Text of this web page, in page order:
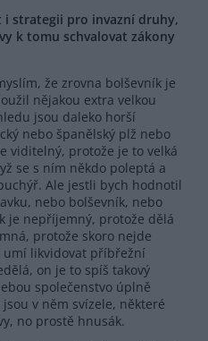
i strategii pro invazní druhy,
k tomu schvalovat zákony
že zrovna bolševník je
nějakou extra velkou
jsou daleko horší
nebo španělský plž nebo
viditelný, protože je to velká
se s ním někdo poleptá a
Ale jestli bych hodnotil
nebo bolševník, nebo
je nepříjemný, protože dělá
protože skoro nejde
umí likvidovat příbřežní
on je to spíš takový
společenstvo úplně
v něm svízele, některé
no prostě hnusák.